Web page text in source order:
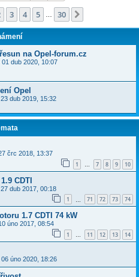
z 30
3 4 5 30
na Opel-forum.cz
01 dub 2020, 10:07
Opel
23 dub 2019, 15:32
črc 2018, 13:37
1 … 7 8 9 10
CDTI
27 dub 2017, 00:18
1 71 72 73 74
1.7 CDTI 74 kW
úno 2017, 08:54
1 … 11 12 13 14
06 úno 2020, 18:26